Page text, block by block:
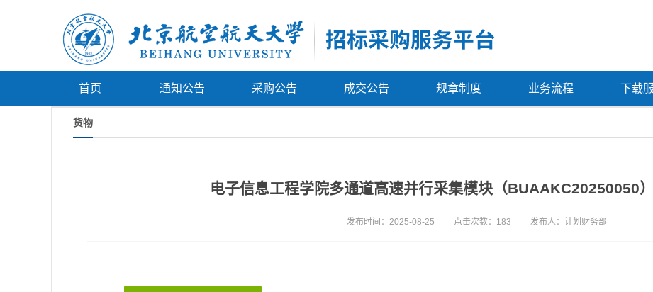
首页 通知公告 采购公告 成交公告 规章制度 业务流程 下载
货物
电子信息工程学院多通道高速并行采集模块（BUAAKC20250050
发布时间：2025-08-25 点击次数： 183 发布人：计划财务部